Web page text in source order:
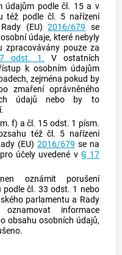
údajům podle čl. 15 a v
též podle čl. 5 nařízení
Rady (EU)2016/679 se
údaje, které nebyly
zpracovávány pouze za
odst. 1. V ostatních
k osobním údajům
zejména pokud by
zmaření oprávněného
údajů nebo by to
f) a čl. 15 odst. 1 písm.
též čl. 5 nařízení
(EU) 2016/679 se na
účely uvedené v § 17
oznámit porušení
podle čl. 33 odst. 1 nebo
parlamentu a Rady
informace
obsahu osobních údajů,